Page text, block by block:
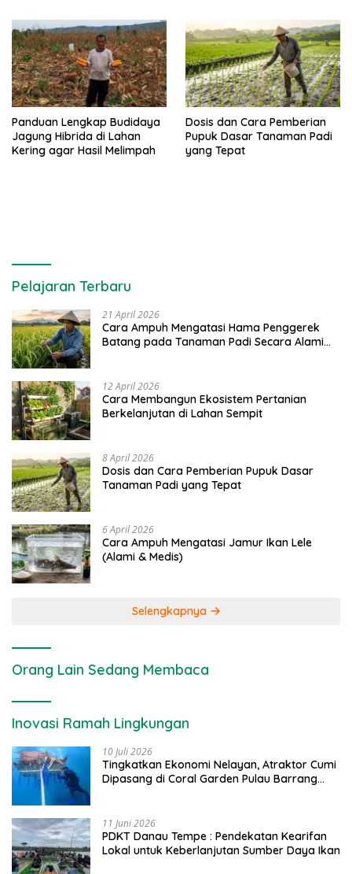
Panduan Lengkap Budidaya
Jagung Hibrida di Lahan
Kering agar Hasil Melimpah
Dosis dan Cara Pemberian
Pupuk Dasar Tanaman Padi
yang Tepat
Pelajaran Terbaru
21 April 2026
Cara Ampuh Mengatasi Hama Penggerek
Batang pada Tanaman Padi Secara Alami
12 April 2026
Cara Membangun Ekosistem Pertanian
Berkelanjutan di Lahan Sempit
8 April 2026
Dosis dan Cara Pemberian Pupuk Dasar
Tanaman Padi yang Tepat
6 April 2026
Cara Ampuh Mengatasi Jamur Ikan Lele
(Alami & Medis)
Selengkapnya
Orang Lain Sedang Membaca
Inovasi Ramah Lingkungan
10 Juli 2026
Tingkatkan Ekonomi Nelayan, Atraktor Cumi
Dipasang di Coral Garden Pulau Barrang
11 Juni 2026
PDKT Danau Tempe : Pendekatan Kearifan
Lokal untuk Keberlanjutan Sumber Daya Ikan